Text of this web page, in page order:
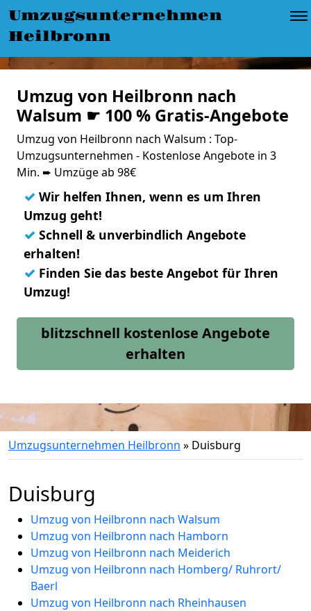
Umzugsunternehmen
Heilbronn
Umzug von Heilbronn nach
Walsum ☛ 100 % Gratis-Angebote
Umzug von Heilbronn nach Walsum : Top-
Umzugsunternehmen - Kostenlose Angebote in 3
Min. ➨ Umzüge ab 98€
✓ Wir helfen Ihnen, wenn es um Ihren
Umzug geht!
✓ Schnell & unverbindlich Angebote
erhalten!
✓ Finden Sie das beste Angebot für Ihren
Umzug!
blitzschnell kostenlose Angebote
erhalten
Umzugsunternehmen Heilbronn » Duisburg
Duisburg
Umzug von Heilbronn nach Walsum
Umzug von Heilbronn nach Hamborn
Umzug von Heilbronn nach Meiderich
Umzug von Heilbronn nach Homberg/ Ruhrort/
Baerl
Umzug von Heilbronn nach Rheinhausen